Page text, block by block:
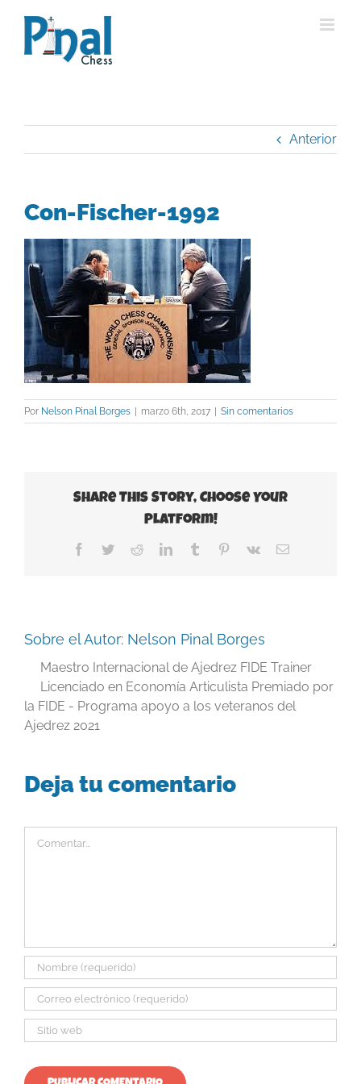
contenido
Anterior
Con-Fischer-1992
Por Nelson Pinal Borges | marzo 6th, 2017 | Sin comentarios
Share This Story, Choose Your
Platform!
Facebook
TwitterRedditLinkedInTumblr Pinterest
Vk
Correo
Sobre el Autor: Nelson Pinal Borges
Maestro Internacional de Ajedrez FIDE Trainer
Licenciado en Economía Articulista Premiado por
la FIDE - Programa apoyo a los veteranos del
Ajedrez 2021
Deja tu comentario